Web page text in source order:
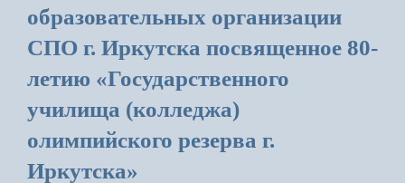
образовательных организации
СПО г. Иркутска посвященное 80-
летию «Государственного
училища (колледжа)
олимпийского резерва г.
Иркутска»